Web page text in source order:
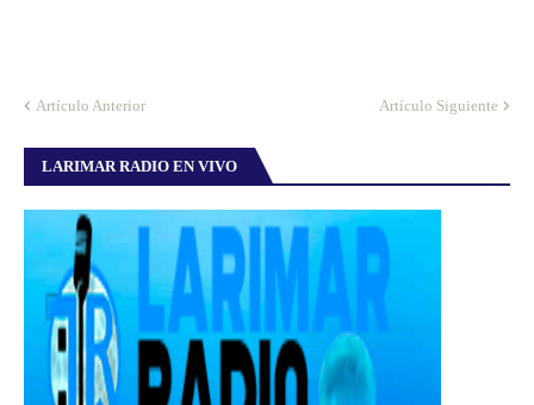
Artículo Anterior Artículo Siguiente
LARIMAR RADIO EN VIVO